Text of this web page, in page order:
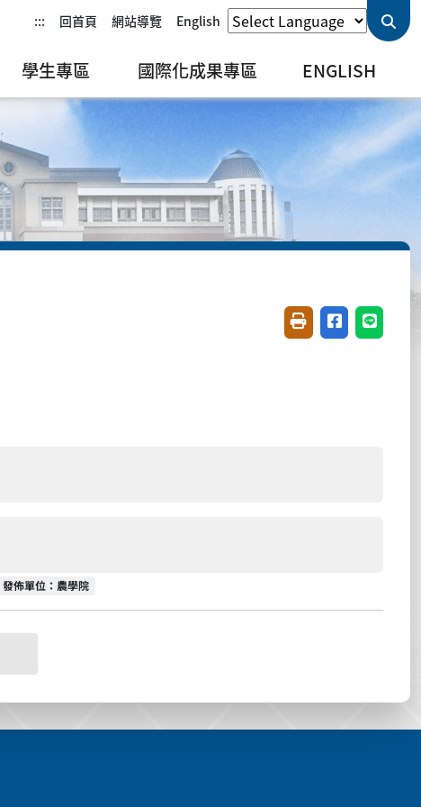
::: 回首頁 網站導覽 English
學生專區 國際化成果專區 ENGLISH
友善列印(開新視窗)
分享至臉書(
分享至
發佈單位
發佈單位：農學院